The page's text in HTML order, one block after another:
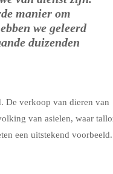
manier om
we geleerd
duizenden
De verkoop van dieren van
van asielen, waar
een uitstekend voorbeeld.